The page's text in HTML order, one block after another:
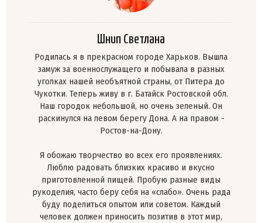
Шнип Светлана
Родилась я в прекрасном городе Харьков. Вышла
замуж за военнослужащего и побывала в разных
уголках нашей необъятной страны, от Питера до
Чукотки. Теперь живу в г. Батайск Ростовской обл.
Наш городок небольшой, но очень зеленый. Он
раскинулся на левом берегу Дона. А на правом -
Ростов-на-Дону.
Я обожаю творчество во всех его проявлениях.
Люблю радовать близких красиво и вкусно
приготовленной пищей. Пробую разные виды
рукоделия, часто беру себя на «слабо». Очень рада
буду поделиться опытом или советом. Каждый
человек должен приносить позитив в этот мир,